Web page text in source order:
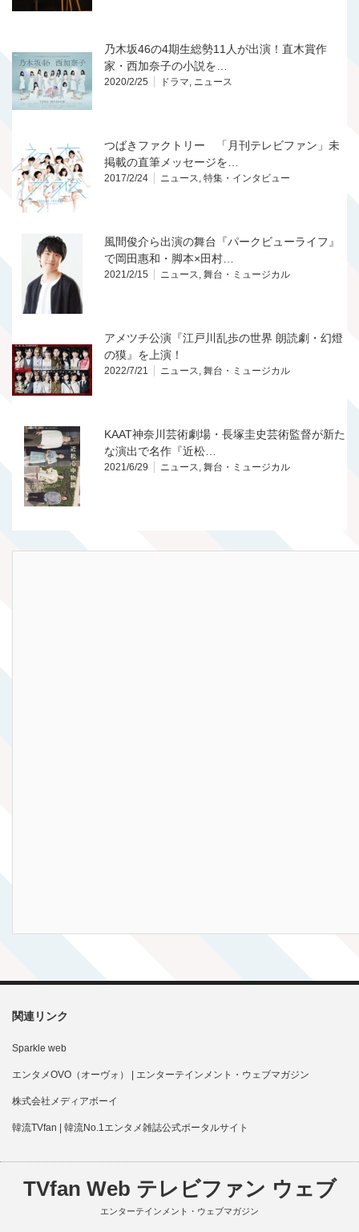
乃木坂46の4期生総勢11人が出演！直木賞作
家・西加奈子の小説を…
2020/2/25 ドラマ, ニュース
つばきファクトリー 「月刊テレビファン」未
掲載の直筆メッセージを…
2017/2/24 ニュース, 特集・インタビュー
風間俊介ら出演の舞台『パークビューライフ』
で岡田惠和・脚本×田村…
2021/2/15 ニュース, 舞台・ミュージカル
アメツチ公演『江戸川乱歩の世界 朗読劇・幻燈
の獏』を上演！
2022/7/21 ニュース, 舞台・ミュージカル
KAAT神奈川芸術劇場・長塚圭史芸術監督が新た
な演出で名作『近松…
2021/6/29 ニュース, 舞台・ミュージカル
関連リンク
Sparkle web
エンタメOVO（オーヴォ） | エンターテインメント・ウェブマガジン
株式会社メディアボーイ
韓流TVfan | 韓流No.1エンタメ雑誌公式ポータルサイト
TVfan Web テレビファン ウェブ
エンターテインメント・ウェブマガジン